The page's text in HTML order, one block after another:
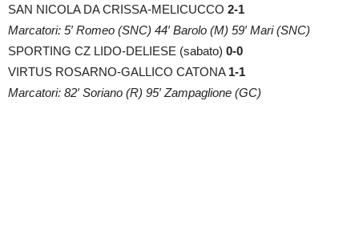
SAN NICOLA DA CRISSA-MELICUCCO 2-1
Marcatori: 5′ Romeo (SNC) 44′ Barolo (M) 59′ Mari (SNC)
SPORTING CZ LIDO-DELIESE (sabato) 0-0
VIRTUS ROSARNO-GALLICO CATONA 1-1
Marcatori: 82′ Soriano (R) 95′ Zampaglione (GC)